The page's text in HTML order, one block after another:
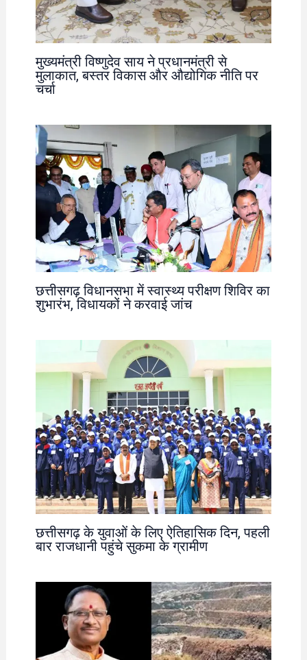
मुख्यमंत्री विष्णुदेव साय ने प्रधानमंत्री से
मुलाकात, बस्तर विकास और औद्योगिक नीति पर
चर्चा
छत्तीसगढ़ विधानसभा में स्वास्थ्य परीक्षण शिविर का
शुभारंभ, विधायकों ने करवाई जांच
छत्तीसगढ़ के युवाओं के लिए ऐतिहासिक दिन, पहली
बार राजधानी पहुंचे सुकमा के ग्रामीण